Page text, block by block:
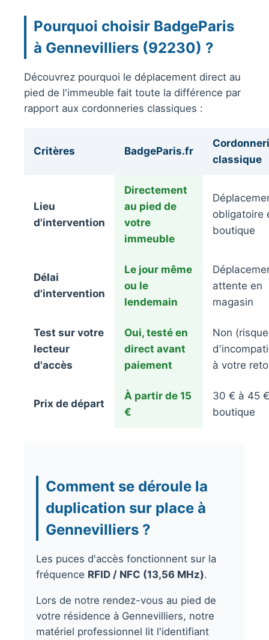
Pourquoi choisir BadgeParis
à Gennevilliers (92230) ?
Découvrez pourquoi le déplacement direct au
pied de l'immeuble fait toute la différence par
rapport aux cordonneries classiques :
Critères BadgeParis.fr
classique
Lieu
d'intervention
Directement
au pied de
votre
immeuble
obligatoire
boutique
Délai
d'intervention
Le jour même
ou le
lendemain
attente en
magasin
Test sur votre
lecteur
d'accès
Oui, testé en
direct avant
paiement
Non (risque
à votre
Prix de départ
À partir de 15
€
30 € à 45
boutique
Comment se déroule la
duplication sur place à
Gennevilliers ?
Les puces d'accès fonctionnent sur la
fréquence RFID / NFC (13,56 MHz).
Lors de notre rendez-vous au pied de
votre résidence à Gennevilliers, notre
matériel professionnel lit l'identifiant